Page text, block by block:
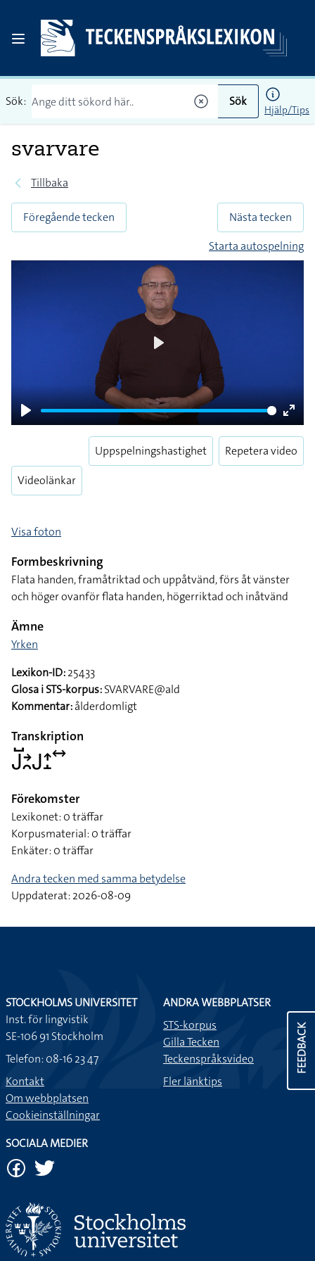
Sök: Sök
Hjälp/Tips
svarvare
Tillbaka
Föregående tecken
Nästa tecken
Starta autospelning
Play
Enter
Videolänkar
Uppspelningshastighet Repetera video
Visa foton
Formbeskrivning
Flata handen, framåtriktad och uppåtvänd, förs åt vänster
och höger ovanför flata handen, högerriktad och inåtvänd
Ämne
Yrken
Lexikon-ID:25433
Glosa i STS-korpus:SVARVARE@ald
Kommentar:ålderdomligt
Transkription
􌤢􌤹􌥔􌥘􌤢􌤴􌤸􌥤
Förekomster
Lexikonet: 0 träffar
Korpusmaterial: 0 träffar
Enkäter: 0 träffar
Andra tecken med samma betydelse
Uppdaterat: 2026-08-09
FEEDBACK
STOCKHOLMS UNIVERSITET
Inst. för lingvistik
SE-106 91 Stockholm
Telefon: 08-16 23 47
Kontakt
Om webbplatsen
Cookieinställningar
ANDRA WEBBPLATSER
STS-korpus
Gilla Tecken
Teckenspråksvideo
Fler länktips
SOCIALA MEDIER